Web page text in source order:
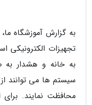
به گزارش آموزشگاه
تجهیزات
به خانه و هشدار
سیستم ها می توانند
محافظت نمایند. برای